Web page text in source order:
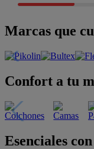
Marcas que
Confort a tu
Esenciales